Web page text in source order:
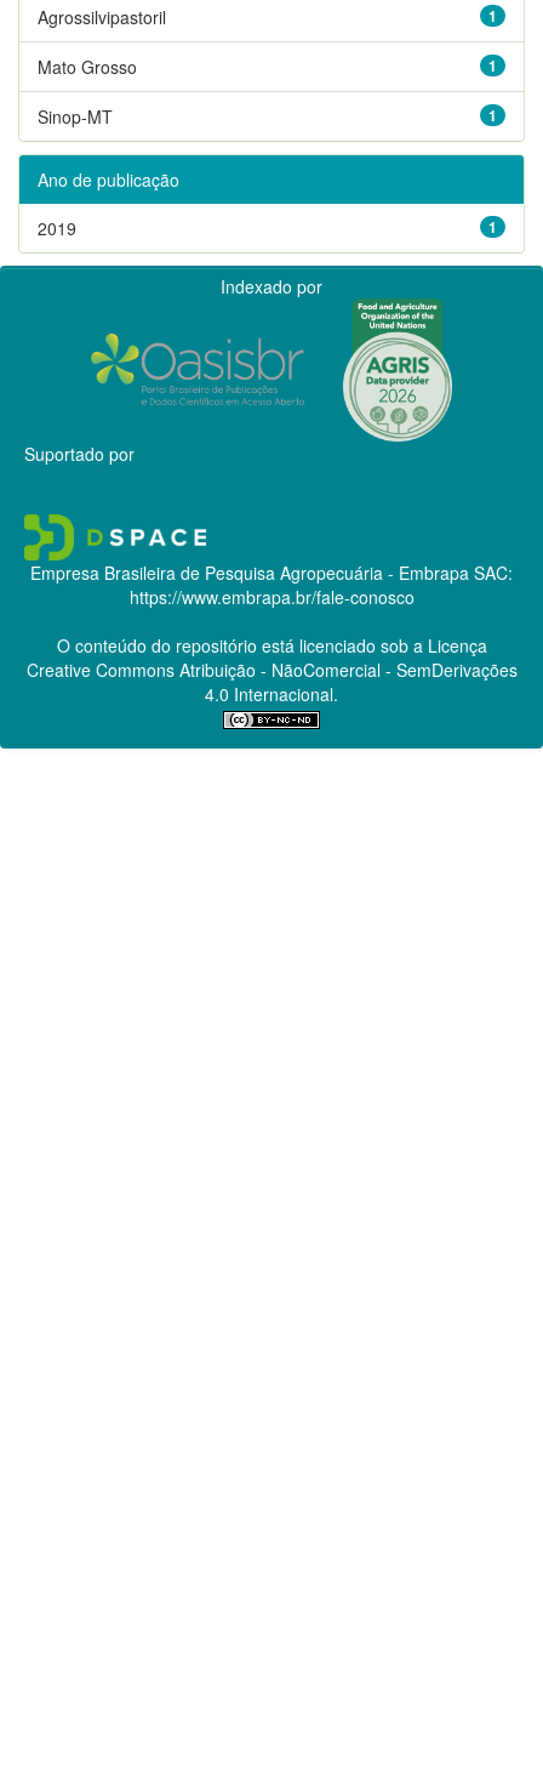
1
Agrossilvipastoril
1
Mato Grosso
1
Sinop-MT
Ano de publicação
1
2019
Indexado por
Suportado por
Empresa Brasileira de Pesquisa Agropecuária - Embrapa SAC:
https://www.embrapa.br/fale-conosco
O conteúdo do repositório está licenciado sob a Licença
Creative CommonsAtribuição - NãoComercial - SemDerivações
4.0 Internacional.